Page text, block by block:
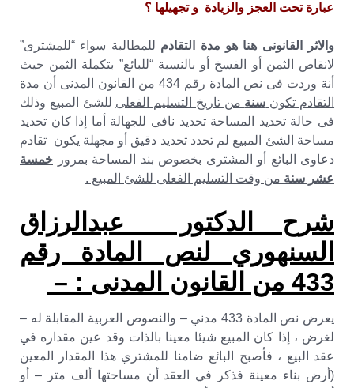
عبارة تحت العجز والزيادة و تجهيلها ؟
والاثر القانونى هنا هو مدة التقادم للمطالبة سواء “للمشترى”
لانقاص الثمن أو الفسخ أو بالنسبة “للبائع” بتكملة الثمن حيث
أنة وردت فى نص المادة رقم 434 من القانون المدنى أن
مدة
التقادم تكون سنة من تاريخ التسليم الفعلى للشئ المبيع وذلك
فى حالة تحديد المساحة تحديد نافى للجهالة أما إذا كان تحديد
مساحة الشئ المبيع لم تحدد تحديد دقيق أو مجهلة يكون تقادم
دعاوى البائع أو المشترى بخصوص بند المساحة بمرور خمسة
عشر سنة من وقت التسليم الفعلى للشئ المبيع .
شرح الدكتور عبدالرزاق
السنهوري لنص المادة رقم
433 من القانون المدنى : –
يعرض نص المادة 433 مدني – والنصوص العربية المقابلة له –
لغرض ، إذا كان المبيع شيئا معينا بالذات وقد عين مقداره في
عقد البيع ، فأصبح البائع ضامنا للمشتري هذا المقدار المعين
(أرض بناء معينة فذكر في العقد أن مساحتها ألف متر – أو